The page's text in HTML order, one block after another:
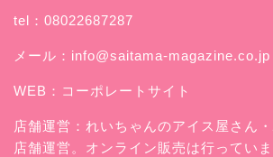
tel：08022687287
メール： info@saitama-magazine.co.jp
WEB： コーポレートサイト
店舗運営： れいちゃんのアイス屋さん
店舗運営。オンライン販売は行ってい